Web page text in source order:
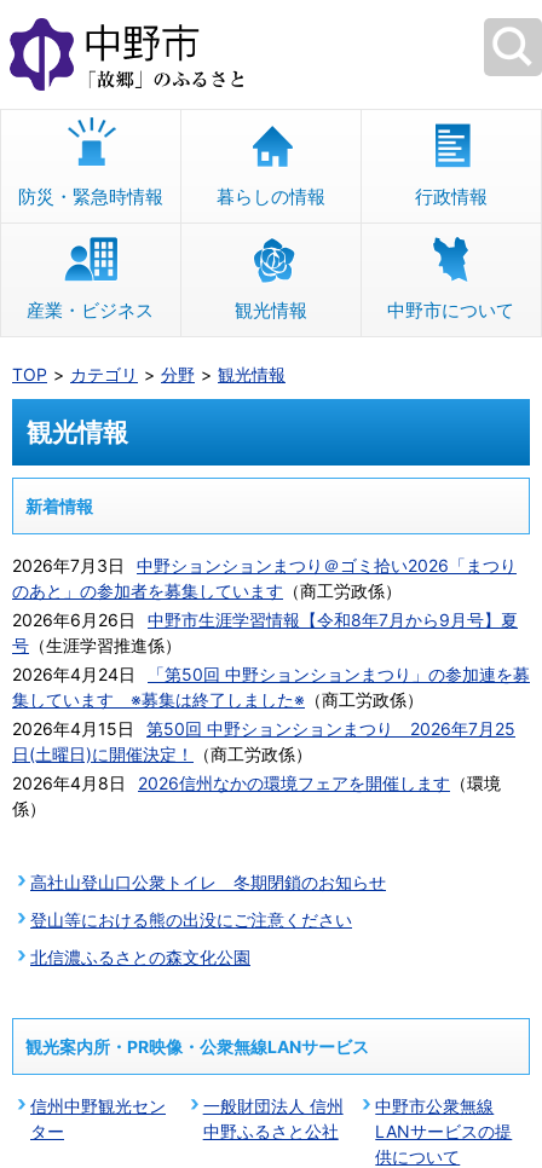
本
文
へ
移
防災・緊急時情報 暮らしの情報 行政情報
産業・ビジネス 観光情報 中野市について
TOP カテゴリ 分野 観光情報
観光情報
新着情報
2026年7月3日
中野ションションまつり＠ゴミ拾い2026「まつり
のあと」の参加者を募集しています （商工労政係）
2026年6月26日
中野市生涯学習情報【令和8年7月から9月号】夏
号 （生涯学習推進係）
2026年4月24日
「第50回 中野ションションまつり」の参加連を募
集しています ※募集は終了しました※ （商工労政係）
2026年4月15日
第50回 中野ションションまつり 2026年7月25
日(土曜日)に開催決定！
（商工労政係）
2026年4月8日
2026信州なかの環境フェアを開催します （環境
係）
高社山登山口公衆トイレ 冬期閉鎖のお知らせ
登山等における熊の出没にご注意ください
北信濃ふるさとの森文化公園
観光案内所・PR映像・公衆無線LANサービス
信州中野観光セン
ター
一般財団法人 信州
中野ふるさと公社
中野市公衆無線
LANサービスの提
供について